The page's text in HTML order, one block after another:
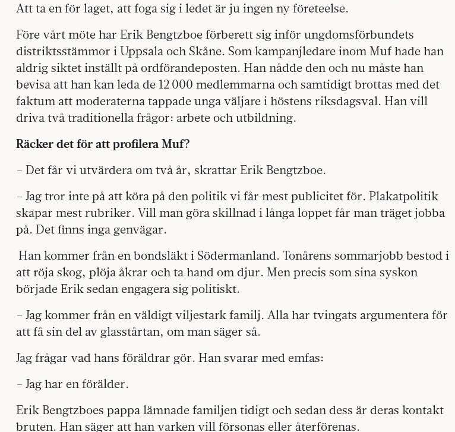
Att ta en för laget, att foga sig i ledet är ju ingen ny företeelse.
Före vårt möte har Erik Bengtzboe förberett sig inför ungdomsförbundets
distriktsstämmor i Uppsala och Skåne. Som kampanjledare inom Muf hade han
aldrig siktet inställt på ordförandeposten. Han nådde den och nu måste han
bevisa att han kan leda de 12 000 medlemmarna och samtidigt brottas med det
faktum att moderaterna tappade unga väljare i höstens riksdagsval. Han vill
driva två traditionella frågor: arbete och utbildning.
Räcker det för att profilera Muf?
– Det får vi utvärdera om två år, skrattar Erik Bengtzboe.
– Jag tror inte på att köra på den politik vi får mest publicitet för. Plakatpolitik
skapar mest rubriker. Vill man göra skillnad i långa loppet får man träget jobba
på. Det finns inga genvägar.
Han kommer från en bondsläkt i Södermanland. Tonårens sommarjobb bestod i
att röja skog, plöja åkrar och ta hand om djur. Men precis som sina syskon
började Erik sedan engagera sig politiskt.
– Jag kommer från en väldigt viljestark familj. Alla har tvingats argumentera för
att få sin del av glasstårtan, om man säger så.
Jag frågar vad hans föräldrar gör. Han svarar med emfas:
– Jag har en förälder.
Erik Bengtzboes pappa lämnade familjen tidigt och sedan dess är deras kontakt
bruten. Han säger att han varken vill försonas eller återförenas.